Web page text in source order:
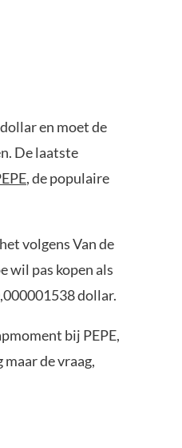
en moet de
De laatste
, de populaire
volgens Van de
wil pas kopen als
dollar.
bij PEPE,
de vraag,